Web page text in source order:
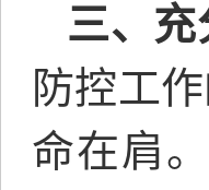
三、
防控工
命在肩